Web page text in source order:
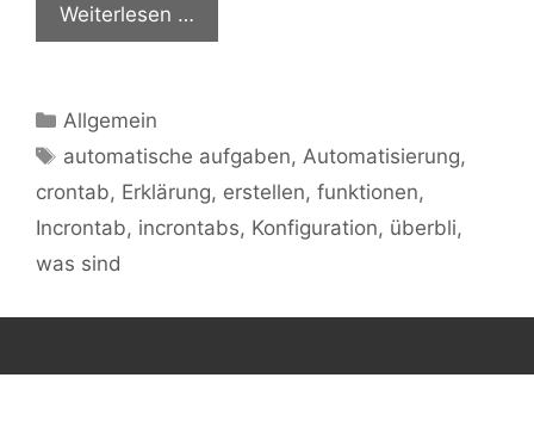
Weiterlesen …
Kategorien
Allgemein
Schlagwörter
automatische aufgaben, Automatisierung,
crontab, Erklärung, erstellen, funktionen,
Incrontab, incrontabs, Konfiguration, überbli,
was sind